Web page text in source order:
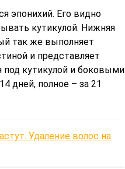
эпонихий. Его видно
кутикулой. Нижняя
так же выполняет
и представляет
под кутикулой и боковыми
дней, полное – за 21
Удаление волос на